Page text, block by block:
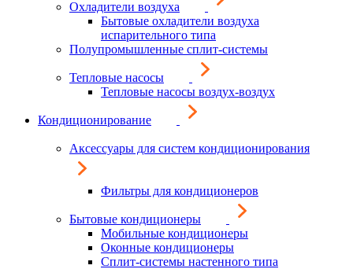
Охладители воздуха
Бытовые охладители воздуха
испарительного типа
Полупромышленные сплит-системы
Тепловые насосы
Тепловые насосы воздух-воздух
Кондиционирование
Аксессуары для систем кондиционирования
Фильтры для кондиционеров
Бытовые кондиционеры
Мобильные кондиционеры
Оконные кондиционеры
Сплит-системы настенного типа